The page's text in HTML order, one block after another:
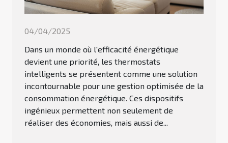
04/04/2025
Dans un monde où l'efficacité énergétique
devient une priorité, les thermostats
intelligents se présentent comme une solution
incontournable pour une gestion optimisée de la
consommation énergétique. Ces dispositifs
ingénieux permettent non seulement de
réaliser des économies, mais aussi de...